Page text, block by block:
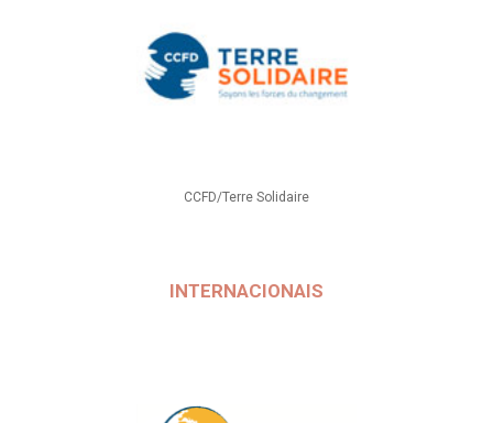
CCFD/Terre Solidaire
INTERNACIONAIS